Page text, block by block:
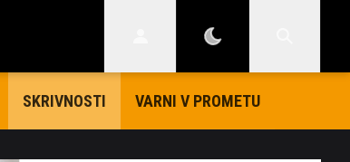
SKRIVNOSTI VARNI V PROMETU